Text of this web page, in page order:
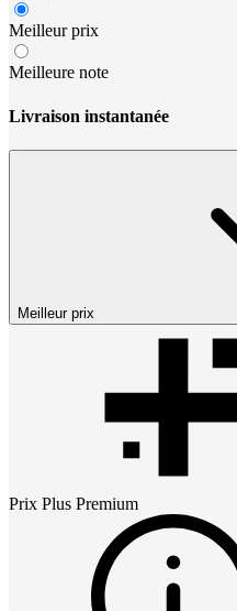
Meilleur prix
Meilleure note
Livraison instantanée
Meilleur prix
Prix Plus Premium